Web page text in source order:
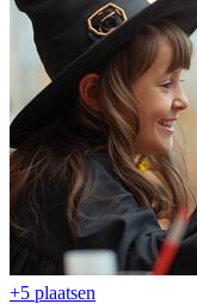
+5 plaatsen